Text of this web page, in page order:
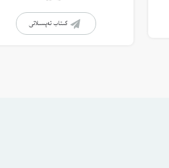
كىتاب تەپسىلاتى